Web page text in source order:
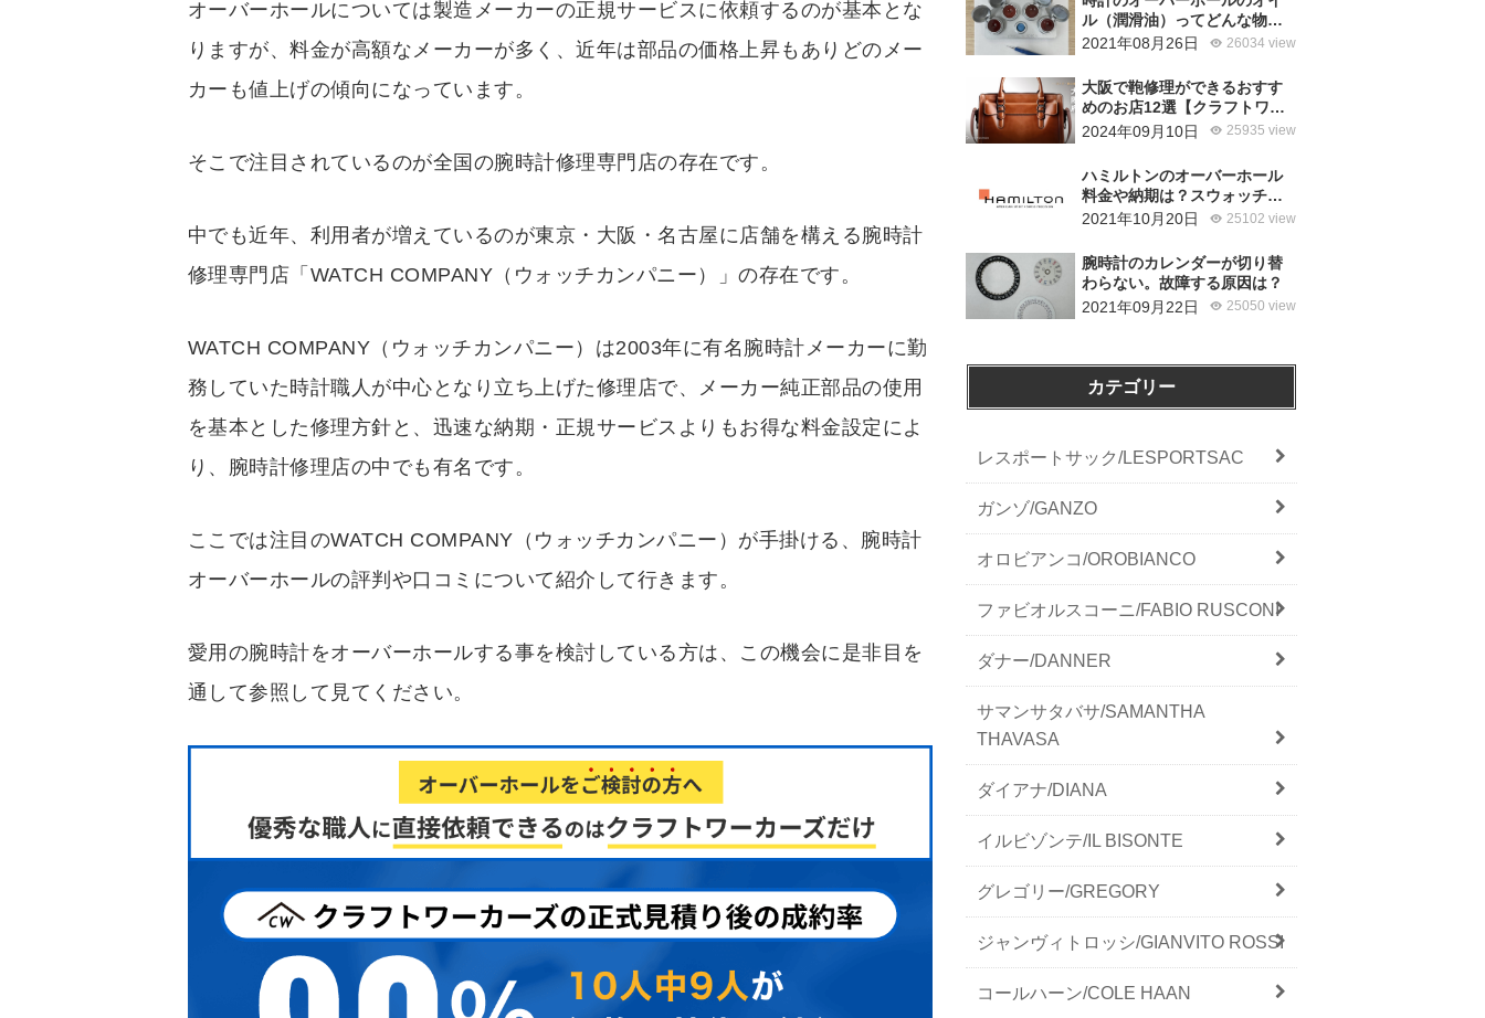
オーバーホールについては製造メーカーの正規サービスに依頼するのが基本とな
りますが、料金が高額なメーカーが多く、近年は部品の価格上昇もありどのメー
カーも値上げの傾向になっています。
そこで注目されているのが全国の腕時計修理専門店の存在です。
中でも近年、利用者が増えているのが東京・大阪・名古屋に店舗を構える腕時計
修理専門店「WATCH COMPANY（ウォッチカンパニー）」の存在です。
WATCH COMPANY（ウォッチカンパニー）は2003年に有名腕時計メーカーに勤
務していた時計職人が中心となり立ち上げた修理店で、メーカー純正部品の使用
を基本とした修理方針と、迅速な納期・正規サービスよりもお得な料金設定によ
り、腕時計修理店の中でも有名です。
ここでは注目のWATCH COMPANY（ウォッチカンパニー）が手掛ける、腕時計
オーバーホールの評判や口コミについて紹介して行きます。
愛用の腕時計をオーバーホールする事を検討している方は、この機会に是非目を
通して参照して見てください。
ル（潤滑油）ってどんな物を
使ってるの？
2021年08月26日 26034 view
大阪で鞄修理ができるおすす
めのお店12選【クラフトワー
カーズ調査・2026年8月】
2024年09月10日 25935 view
ハミルトンのオーバーホール
料金や納期は？スウォッチグ
ループジャパンと修理専門店
2021年10月20日 25102 view
腕時計のカレンダーが切り替
わらない。故障する原因は？
2021年09月22日
25050 view
カテゴリー
レスポートサック/LESPORTSAC
ガンゾ/GANZO
オロビアンコ/OROBIANCO
ファビオルスコーニ/FABIO RUSCONI
ダナー/DANNER
サマンサタバサ/SAMANTHA
THAVASA
ダイアナ/DIANA
イルビゾンテ/IL BISONTE
グレゴリー/GREGORY
ジャンヴィトロッシ/GIANVITO ROSSI
コールハーン/COLE HAAN